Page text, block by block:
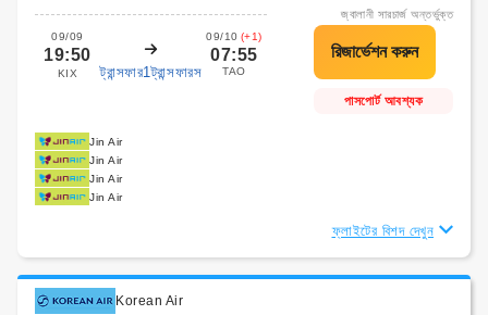
09/09
19:50
KIX ট্রান্সফার1ট্রান্সফারস
09/10 (+1)
07:55
TAO
জ্বালানী সারচার্জ অন্তর্ভুক্ত
পাসপোর্ট আবশ্যক
Jin Air
Jin Air
Jin Air
Jin Air
ফ্লাইটের বিশদ দেখুন
Korean Air